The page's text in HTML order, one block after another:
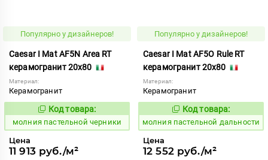
Популярно у дизайнеров!
Caesar I Mat AF5N Area RT
керамогранит 20x80
Материал:
Керамогранит
1008744
Код товара:
молния пастельной черники
Цена
11 913 руб./м²
Популярно у дизайнеров!
Caesar I Mat AF5O Rule RT
керамогранит 20x80
Материал:
Керамогранит
1008746
Код товара:
молния пастельной дальности
Цена
12 552 руб./м²